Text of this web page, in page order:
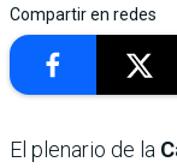
Compartir en redes
El plenario de la